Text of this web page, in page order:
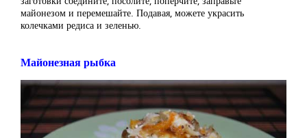
майонезом и перемешайте. Подавая, можете украсить
колечками редиса и зеленью.
Майонезная рыбка